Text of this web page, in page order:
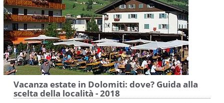
Vacanza estate in Dolomiti: dove? Guida alla
scelta della località - 2018